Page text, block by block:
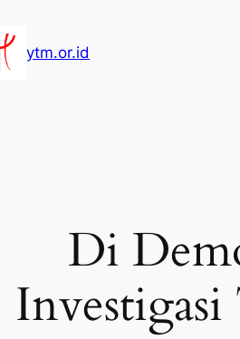
ytm.or.id
Di